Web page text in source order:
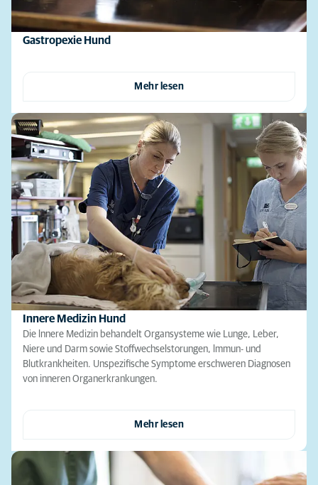
Gastropexie Hund
Mehr lesen
Innere Medizin Hund
Die lnnere Medizin behandelt Organsysteme wie Lunge, Leber,
Niere und Darm sowie Stoffwechselstorungen, lmmun- und
Blutkrankheiten. Unspezifische Symptome erschweren Diagnosen
von inneren Organerkrankungen.
Mehr lesen